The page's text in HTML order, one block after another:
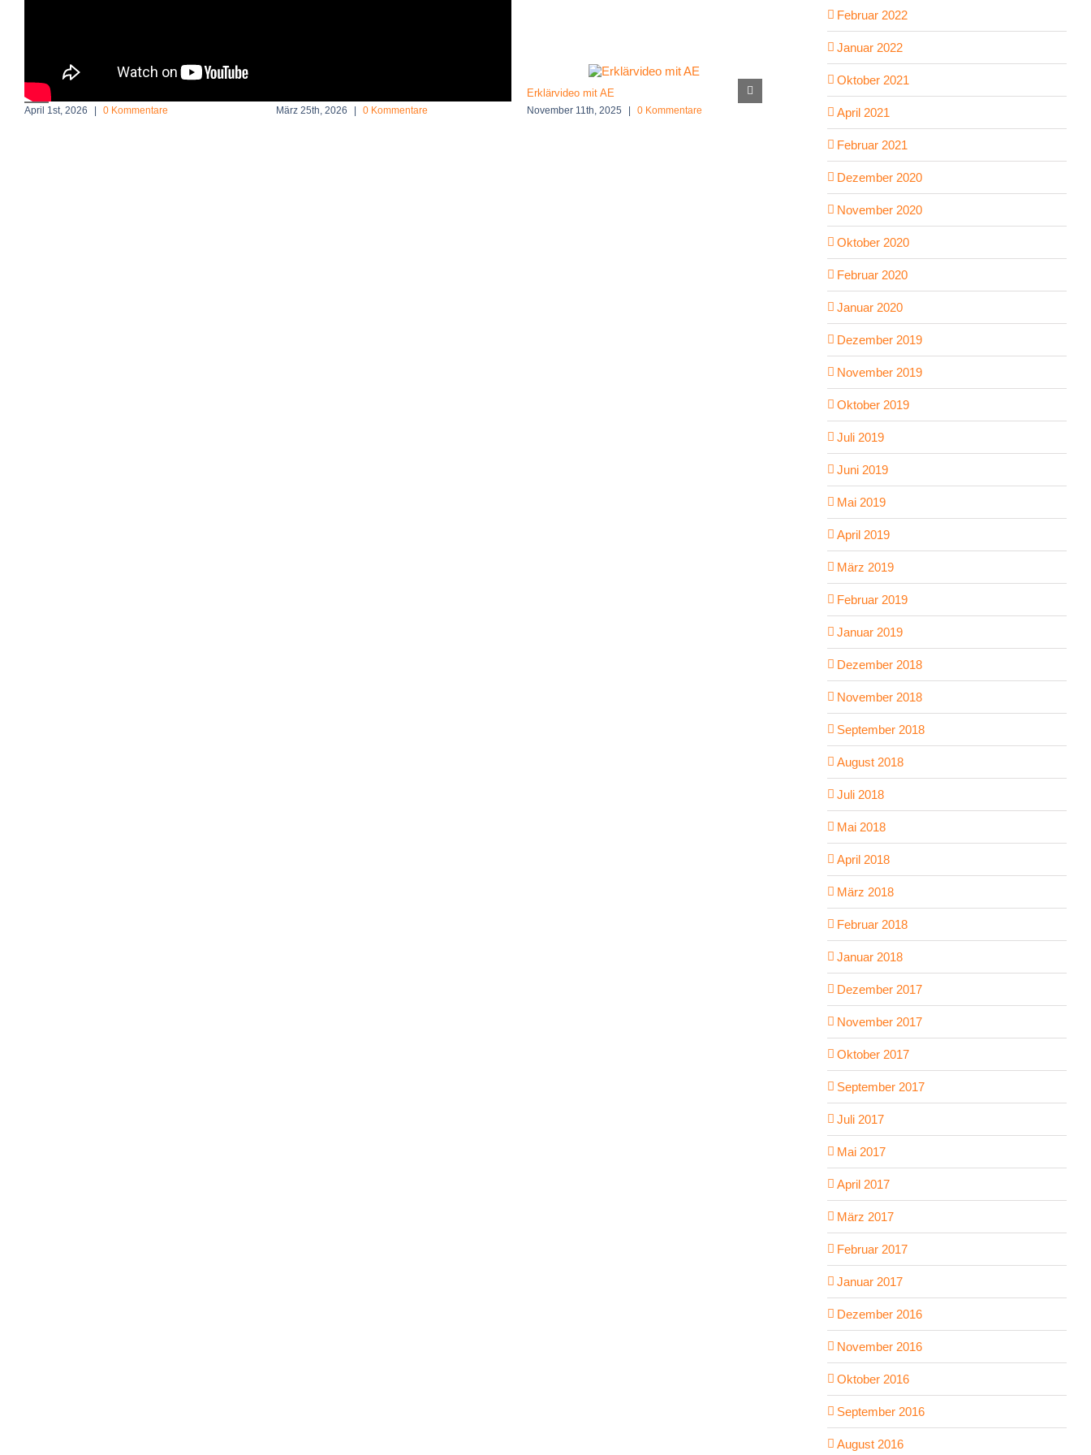
Rostocker Geschichten
April 1st, 2026 | 0 Kommentare März 25th, 2026 | 0 Kommentare
Erklärvideo mit AE
November 11th, 2025 | 0 Kommentare Oktober 2nd, 2025 | 0 Kommentare
Februar 2022
Januar 2022
Oktober 2021
April 2021
Februar 2021
Dezember 2020
November 2020
Oktober 2020
Februar 2020
Januar 2020
Dezember 2019
November 2019
Oktober 2019
Juli 2019
Juni 2019
Mai 2019
April 2019
März 2019
Februar 2019
Januar 2019
Dezember 2018
November 2018
September 2018
August 2018
Juli 2018
Mai 2018
April 2018
März 2018
Februar 2018
Januar 2018
Dezember 2017
November 2017
Oktober 2017
September 2017
Juli 2017
Mai 2017
April 2017
März 2017
Februar 2017
Januar 2017
Dezember 2016
November 2016
Oktober 2016
September 2016
August 2016